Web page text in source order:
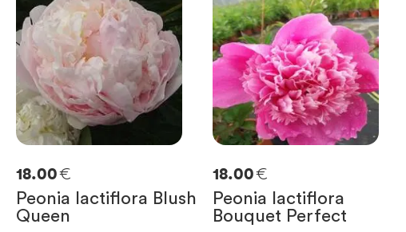
18.00€
Peonia lactiflora Blush
Queen
18.00€
Peonia lactiflora
Bouquet Perfect